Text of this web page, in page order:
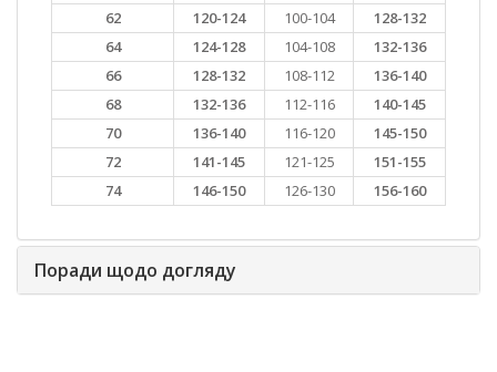
62
120-124 100-104
128-132
64
124-128 104-108
132-136
66
128-132 108-112
136-140
68
132-136 112-116
140-145
70
136-140 116-120
145-150
72
141-145 121-125
151-155
74
146-150 126-130 156-160
Поради щодо догляду